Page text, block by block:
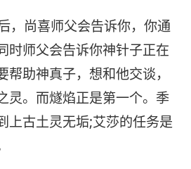
，尚喜师父会告诉你，你通
时师父会告诉你神针子正在
助神真子，想和他交谈，
灵。而燧焰正是第一个。季
上古土灵无垢;艾莎的任务是